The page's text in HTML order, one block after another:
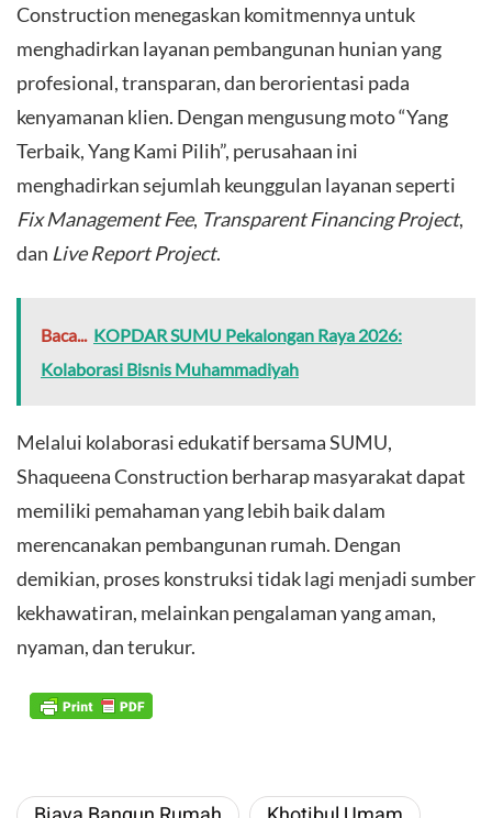
Construction menegaskan komitmennya untuk
menghadirkan layanan pembangunan hunian yang
profesional, transparan, dan berorientasi pada
kenyamanan klien. Dengan mengusung moto “Yang
Terbaik, Yang Kami Pilih”, perusahaan ini
menghadirkan sejumlah keunggulan layanan seperti
Fix Management Fee, Transparent Financing Project,
dan Live Report Project.
Baca... KOPDAR SUMU Pekalongan Raya 2026:
Kolaborasi Bisnis Muhammadiyah
​Melalui kolaborasi edukatif bersama SUMU,
Shaqueena Construction berharap masyarakat dapat
memiliki pemahaman yang lebih baik dalam
merencanakan pembangunan rumah. Dengan
demikian, proses konstruksi tidak lagi menjadi sumber
kekhawatiran, melainkan pengalaman yang aman,
nyaman, dan terukur.